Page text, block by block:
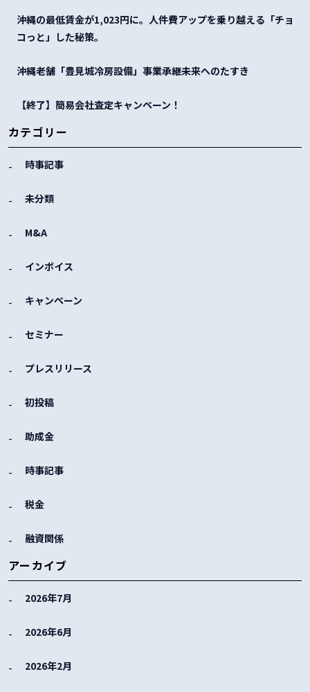
沖縄の最低賃金が1,023円に。人件費アップを乗り越える「チョ
コっと」した秘策。
沖縄老舗「豊見城冷房設備」事業承継未来へのたすき
【終了】簡易会社査定キャンペーン！
カテゴリー
時事記事
未分類
M&A
インボイス
キャンペーン
セミナー
プレスリリース
初投稿
助成金
時事記事
税金
融資関係
アーカイブ
2026年7月
2026年6月
2026年2月